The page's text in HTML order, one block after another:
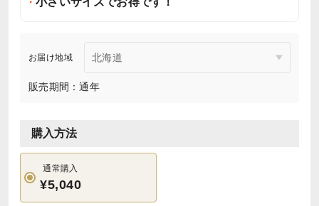
お届け地域
販売期間：通年
購入方法
通常購入
¥5,040